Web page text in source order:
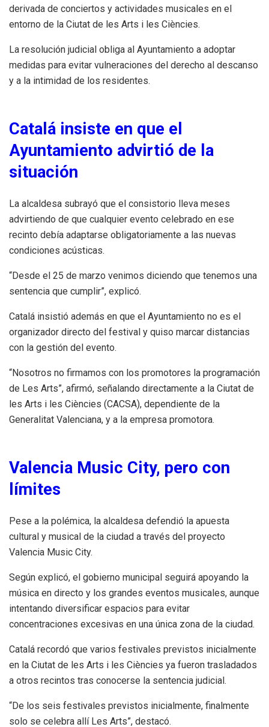
derivada de conciertos y actividades musicales en el
entorno de la Ciutat de les Arts i les Ciències.
La resolución judicial obliga al Ayuntamiento a adoptar
medidas para evitar vulneraciones del derecho al descanso
y a la intimidad de los residentes.
Catalá insiste en que el
Ayuntamiento advirtió de la
situación
La alcaldesa subrayó que el consistorio lleva meses
advirtiendo de que cualquier evento celebrado en ese
recinto debía adaptarse obligatoriamente a las nuevas
condiciones acústicas.
“Desde el 25 de marzo venimos diciendo que tenemos una
sentencia que cumplir”, explicó.
Catalá insistió además en que el Ayuntamiento no es el
organizador directo del festival y quiso marcar distancias
con la gestión del evento.
“Nosotros no firmamos con los promotores la programación
de Les Arts”, afirmó, señalando directamente a la Ciutat de
les Arts i les Ciències (CACSA), dependiente de la
Generalitat Valenciana, y a la empresa promotora.
Valencia Music City, pero con
límites
Pese a la polémica, la alcaldesa defendió la apuesta
cultural y musical de la ciudad a través del proyecto
Valencia Music City.
Según explicó, el gobierno municipal seguirá apoyando la
música en directo y los grandes eventos musicales, aunque
intentando diversificar espacios para evitar
concentraciones excesivas en una única zona de la ciudad.
Catalá recordó que varios festivales previstos inicialmente
en la Ciutat de les Arts i les Ciències ya fueron trasladados
a otros recintos tras conocerse la sentencia judicial.
“De los seis festivales previstos inicialmente, finalmente
solo se celebra allí Les Arts”, destacó.